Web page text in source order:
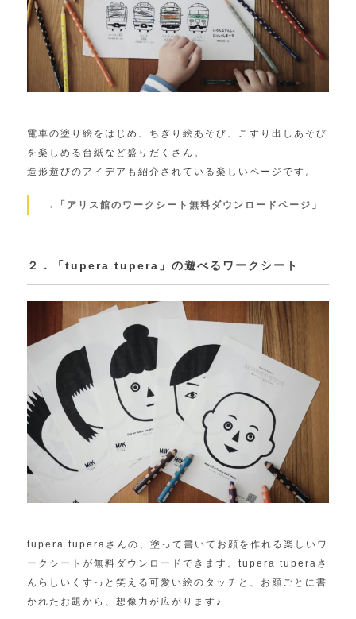
電車の塗り絵をはじめ、ちぎり絵あそび、こすり出しあそび
を楽しめる台紙など盛りだくさん。
造形遊びのアイデアも紹介されている楽しいページです。
→「アリス館のワークシート無料ダウンロードページ」
２．「tupera tupera」の遊べるワークシート
tupera tuperaさんの、塗って書いてお顔を作れる楽しいワ
ークシートが無料ダウンロードできます。tupera tuperaさ
んらしいくすっと笑える可愛い絵のタッチと、お顔ごとに書
かれたお題から、想像力が広がります♪